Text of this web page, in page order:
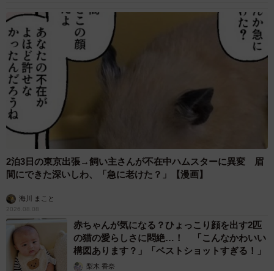
2泊3日の東京出張→飼い主さんが不在中ハムスターに異変 眉
間にできた深いしわ、「急に老けた？」【漫画】
海川 まこと
2026.08.08
赤ちゃんが気になる？ひょっこり顔を出す2匹
の猫の愛らしさに悶絶…！ 「こんなかわいい
構図あります？」「ベストショットすぎる！」
梨木 香奈